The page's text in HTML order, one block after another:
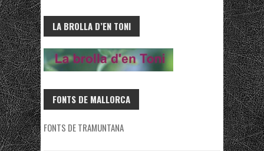
LA BROLLA D’EN TONI
FONTS DE MALLORCA
FONTS DE TRAMUNTANA